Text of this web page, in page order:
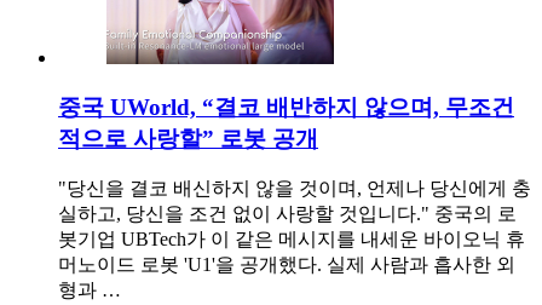
중국 UWorld, “결코 배반하지 않으며, 무조건
적으로 사랑할” 로봇 공개
"당신을 결코 배신하지 않을 것이며, 언제나 당신에게 충
실하고, 당신을 조건 없이 사랑할 것입니다." 중국의 로
봇기업 UBTech가 이 같은 메시지를 내세운 바이오닉 휴
머노이드 로봇 'U1'을 공개했다. 실제 사람과 흡사한 외
형과 …